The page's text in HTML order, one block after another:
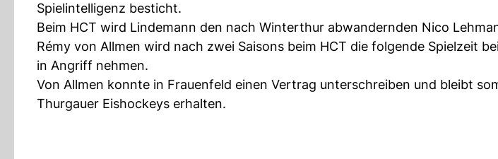
Spielintelligenz besticht.
Beim HCT wird Lindemann den nach Winterthur abwandernden Nico
Rémy von Allmen wird nach zwei Saisons beim HCT die folgende Spielzeit
in Angriff nehmen.
Von Allmen konnte in Frauenfeld einen Vertrag unterschreiben und bleibt
Thurgauer Eishockeys erhalten.